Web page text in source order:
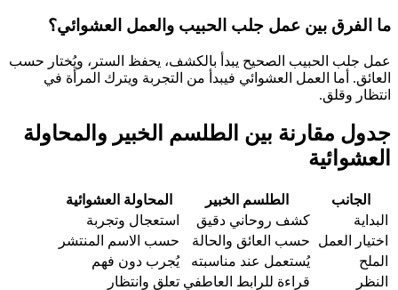
ما الفرق بين عمل جلب الحبيب والعمل العشوائي؟
عمل جلب الحبيب الصحيح يبدأ بالكشف، يحفظ الستر، ويُختار حسب
العائق. أما العمل العشوائي فيبدأ من التجربة ويترك المرأة في
انتظار وقلق.
جدول مقارنة بين الطلسم الخبير والمحاولة
العشوائية
الجانب الطلسم الخبير
المحاولة العشوائية
البداية
كشف روحاني دقيق
استعجال وتجربة
اختيار العمل
حسب العائق والحالة
حسب الاسم المنتشر
الملح
يُستعمل عند مناسبته
يُجرب دون فهم
النظر
قراءة للرابط العاطفي تعلق وانتظار